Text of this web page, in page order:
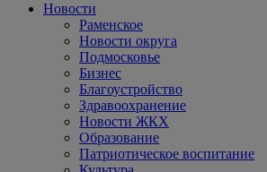
Новости
Раменское
Новости округа
Подмосковье
Бизнес
Благоустройство
Здравоохранение
Новости ЖКХ
Образование
Патриотическое воспитание